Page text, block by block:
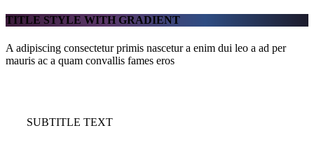
TITLE STYLE WITH GRADIENT
A adipiscing consectetur primis nascetur a enim dui leo a ad per
mauris ac a quam convallis fames eros
SUBTITLE TEXT